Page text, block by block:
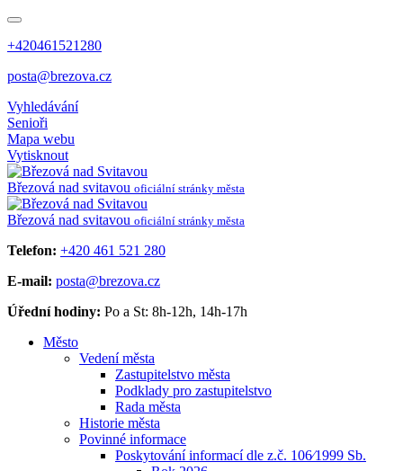
+420461521280
posta@brezova.cz
Vyhledávání
Senioři
Mapa webu
Vytisknout
Březová nad svitavou oficiální stránky města
Březová nad svitavou oficiální stránky města
Telefon: +420 461 521 280
E-mail: posta@brezova.cz
Úřední hodiny: Po a St: 8h-12h, 14h-17h
Město
Vedení města
Zastupitelstvo města
Podklady pro zastupitelstvo
Rada města
Historie města
Povinné informace
Poskytování informací dle z.č. 106⁄1999 Sb.